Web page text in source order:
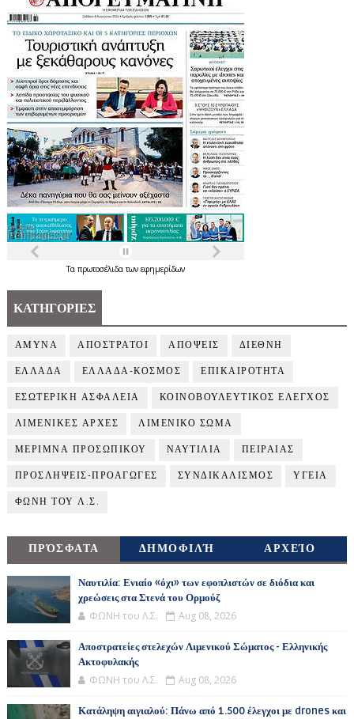
Τα πρωτοσέλιδατων εφημερίδων
ΚΑΤΗΓΟΡΙΕΣ
ΑΜΥΝΑ ΑΠΟΣΤΡΑΤΟΙ ΑΠΟΨΕΙΣ ΔΙΕΘΝΗ
ΕΛΛΑΔΑ ΕΛΛΑΔΑ-ΚΟΣΜΟΣ ΕΠΙΚΑΙΡΟΤΗΤΑ
ΕΣΩΤΕΡΙΚΗ ΑΣΦΑΛΕΙΑ ΚΟΙΝΟΒΟΥΛΕΥΤΙΚΟΣ ΕΛΕΓΧΟΣ
ΛΙΜΕΝΙΚΕΣ ΑΡΧΕΣ ΛΙΜΕΝΙΚΟ ΣΩΜΑ
ΜΕΡΙΜΝΑ ΠΡΟΣΩΠΙΚΟΥ ΝΑΥΤΙΛΙΑ ΠΕΙΡΑΙΑΣ
ΠΡΟΣΛΗΨΕΙΣ-ΠΡΟΑΓΩΓΕΣ ΣΥΝΔΙΚΑΛΙΣΜΟΣ ΥΓΕΙΑ
ΦΩΝΗ ΤΟΥ Λ.Σ.
ΠΡΌΣΦΑΤΑ ΔΗΜΟΦΙΛΉ ΑΡΧΕΊΟ
Ναυτιλία: Ενιαίο «όχι» των εφοπλιστών σε διόδια και
χρεώσεις στα Στενά του Ορμούζ
ΦΩΝΗ του Λ.Σ. Aug 08, 2026
Αποστρατείες στελεχών Λιμενικού Σώματος - Ελληνικής
Ακτοφυλακής
ΦΩΝΗ του Λ.Σ. Aug 08, 2026
Κατάληψη αιγιαλού: Πάνω από 1.500 έλεγχοι με drones και